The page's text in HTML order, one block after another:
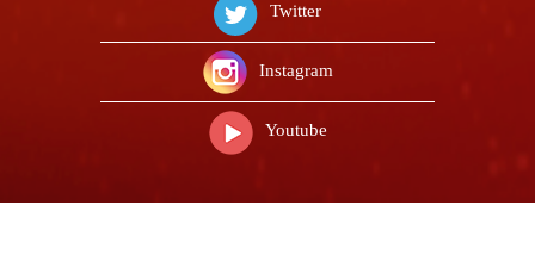
Twitter
Instagram
Youtube